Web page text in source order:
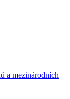
a mezinárodních